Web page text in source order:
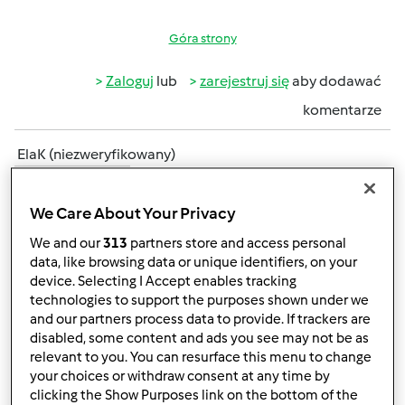
Góra strony
Zaloguj lub zarejestruj sięaby dodawać
komentarze
ElaK (niezweryfikowany)
czw., 01/10/2013 - 19:33
Witaj Alicjo
Dobrze, że do nas trafiłaś, tu zawsze jest
sporo nowych przepisów i dużo radości na forum
W
razie jakiś trudności / wątpliwości -pytaj a my postaramy
się pomóc w miarę naszych możliwości
We Care About Your Privacy
We and our313 partners store and access personal
data, like browsing data or unique identifiers, on your
device. Selecting I Accept enables tracking
technologies to support the purposes shown under we
and our partners process data to provide. If trackers are
disabled, some content and ads you see may not be as
relevant to you. You can resurface this menu to change
your choices or withdraw consent at any time by
clicking the Show Purposes link on the bottom of the